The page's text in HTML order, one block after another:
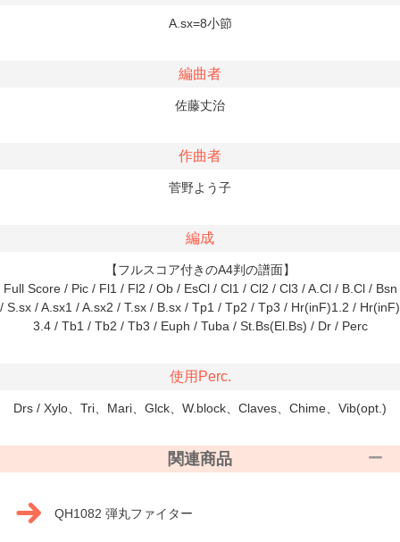
A.sx=8小節
編曲者
佐藤丈治
作曲者
菅野よう子
編成
【フルスコア付きのA4判の譜面】
Full Score / Pic / Fl1 / Fl2 / Ob / EsCl / Cl1 / Cl2 / Cl3 / A.Cl / B.Cl / Bsn
/ S.sx / A.sx1 / A.sx2 / T.sx / B.sx / Tp1 / Tp2 / Tp3 / Hr(inF)1.2 / Hr(inF)
3.4 / Tb1 / Tb2 / Tb3 / Euph / Tuba / St.Bs(El.Bs) / Dr / Perc
使用Perc.
Drs / Xylo、Tri、Mari、Glck、W.block、Claves、Chime、Vib(opt.)
関連商品
QH1082 弾丸ファイター